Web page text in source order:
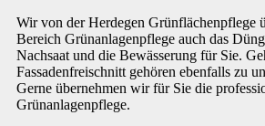
Wir von der Herdegen Grünflächenpflege
Bereich Grünanlagenpflege auch das
Nachsaat und die Bewässerung für Sie.
Fassadenfreischnitt gehören ebenfalls zu
Gerne übernehmen wir für Sie die
Grünanlagenpflege.